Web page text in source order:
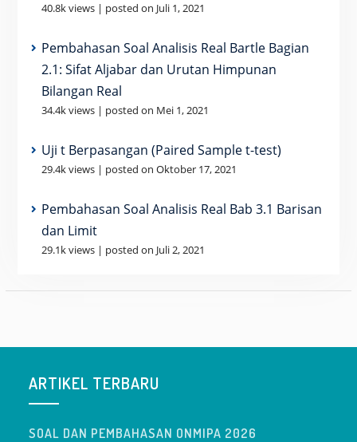
40.8k views| posted on Juli 1, 2021
Pembahasan Soal Analisis Real Bartle Bagian
2.1: Sifat Aljabar dan Urutan Himpunan
Bilangan Real
34.4k views| posted on Mei 1, 2021
Uji t Berpasangan (Paired Sample t-test)
29.4k views| posted on Oktober 17, 2021
Pembahasan Soal Analisis Real Bab 3.1 Barisan
dan Limit
29.1k views| posted on Juli 2, 2021
ARTIKEL TERBARU
SOAL DAN PEMBAHASAN ONMIPA 2026